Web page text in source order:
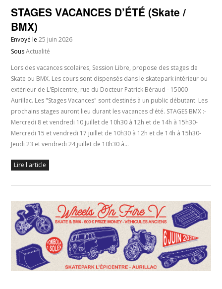
STAGES VACANCES D’ÉTÉ (Skate /
BMX)
Envoyé le25 juin 2026
SousActualité
Lors des vacances scolaires, Session Libre, propose des stages de
Skate ou BMX. Les cours sont dispensés dans le skatepark intérieur ou
extérieur de L'Epicentre, rue du Docteur Patrick Béraud - 15000
Aurillac. Les "Stages Vacances" sont destinés à un public débutant. Les
prochains stages auront lieu durant les vacances d'été. STAGES BMX :-
Mercredi 8 et vendredi 10 juillet de 10h30 à 12h et de 14h à 15h30-
Mercredi 15 et vendredi 17 juillet de 10h30 à 12h et de 14h à 15h30-
Jeudi 23 et vendredi 24 juillet de 10h30 à…
Lire l'article